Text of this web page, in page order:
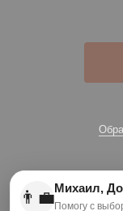
👨‍💼Михаил,
Помогу с